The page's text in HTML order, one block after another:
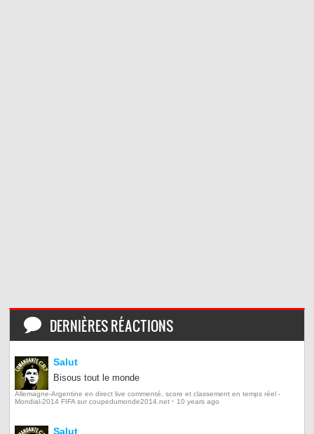
DERNIÈRES RÉACTIONS
Salut
Bisous tout le monde
Allemagne-Argentine en direct live commenté, score et classement en temps réel -
Mondial-2014 FIFA sur coupedumonde2014.net · 10 years ago
Salut